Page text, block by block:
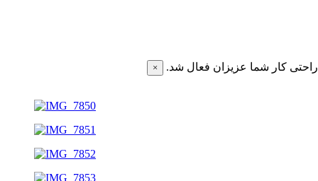
کار شما عزیزان فعال شد. ×